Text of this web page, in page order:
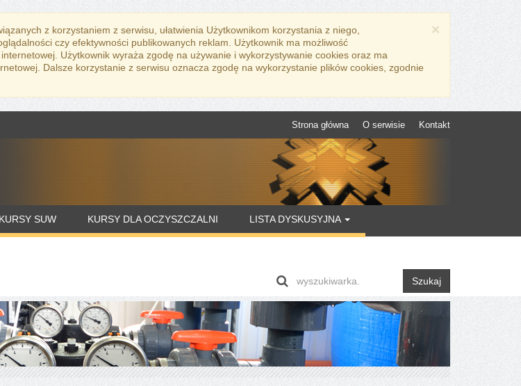
×
z korzystaniem z serwisu, ułatwienia Użytkownikom korzystania z niego,
czy efektywności publikowanych reklam. Użytkownik ma możliwość
Użytkownik wyraża zgodę na używanie i wykorzystywanie cookies oraz ma
Dalsze korzystanie z serwisu oznacza zgodę na wykorzystanie plików cookies, zgodnie
Strona główna O serwisie Kontakt
KURSY SUW KURSY DLA OCZYSZCZALNI LISTA DYSKUSYJNA
Szukaj